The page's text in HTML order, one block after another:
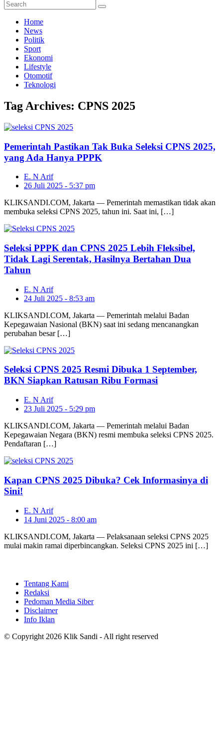
Home
News
Politik
Sport
Ekonomi
Lifestyle
Otomotif
Teknologi
Tag Archives: CPNS 2025
Pemerintah Pastikan Tak Buka Seleksi CPNS 2025,
yang Ada Hanya PPPK
E. N Arif
26 Juli 2025 - 5:37 pm
KLIKSANDI.COM, Jakarta — Pemerintah memastikan tidak akan
membuka seleksi CPNS 2025, tahun ini. Saat ini, […]
Seleksi PPPK dan CPNS 2025 Lebih Fleksibel,
Tidak Lagi Serentak, Hasilnya Bertahan Dua
Tahun
E. N Arif
24 Juli 2025 - 8:53 am
KLIKSANDI.COM, Jakarta — Pemerintah melalui Badan
Kepegawaian Nasional (BKN) saat ini sedang mencanangkan
perubahan besar […]
Seleksi CPNS 2025 Resmi Dibuka 1 September,
BKN Siapkan Ratusan Ribu Formasi
E. N Arif
23 Juli 2025 - 5:29 pm
KLIKSANDI.COM, Jakarta — Pemerintah melalui Badan
Kepegawaian Negara (BKN) resmi membuka seleksi CPNS 2025.
Pendaftaran […]
Kapan CPNS 2025 Dibuka? Cek Informasinya di
Sini!
E. N Arif
14 Juni 2025 - 8:00 am
KLIKSANDI.COM, Jakarta — Pelaksanaan seleksi CPNS 2025
mulai makin ramai diperbincangkan. Seleksi CPNS 2025 ini […]
Tentang Kami
Redaksi
Pedoman Media Siber
Disclaimer
Info Iklan
© Copyright 2026 Klik Sandi - All right reserved